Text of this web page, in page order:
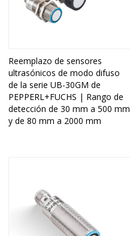
Reemplazo de sensores
ultrasónicos de modo difuso
de la serie UB-30GM de
PEPPERL+FUCHS | Rango de
detección de 30 mm a 500 mm
y de 80 mm a 2000 mm